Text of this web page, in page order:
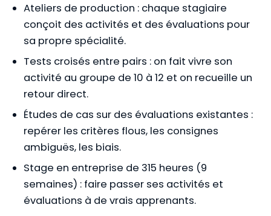
Ateliers de production : chaque stagiaire
conçoit des activités et des évaluations pour
sa propre spécialité.
Tests croisés entre pairs : on fait vivre son
activité au groupe de 10 à 12 et on recueille un
retour direct.
Études de cas sur des évaluations existantes :
repérer les critères flous, les consignes
ambiguës, les biais.
Stage en entreprise de 315 heures (9
semaines) : faire passer ses activités et
évaluations à de vrais apprenants.